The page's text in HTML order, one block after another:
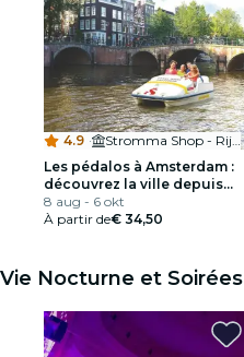
4.9 ·
Stromma Shop - Rijksmuseum
Les pédalos à Amsterdam :
découvrez la ville depuis
l’eau
8 aug - 6 okt
À partir de€ 34,50
Vie Nocturne et Soirées